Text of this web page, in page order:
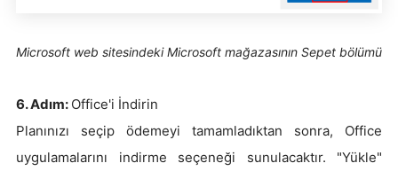
Microsoft web sitesindeki Microsoft mağazasının Sepet bölümü
6. Adım: Office'i İndirin
Planınızı seçip ödemeyi tamamladıktan sonra, Office
uygulamalarını indirme seçeneği sunulacaktır. "Yükle"